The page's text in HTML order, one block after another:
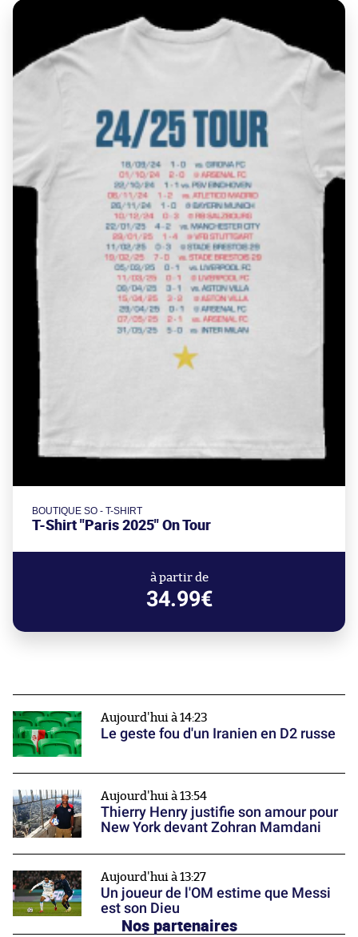
BOUTIQUE SO - T-SHIRT
T-Shirt "Paris 2025" On Tour
à partir de
34.99€
Aujourd'hui à 14:23
Le geste fou d'un Iranien en D2 russe
Aujourd'hui à 13:54
Thierry Henry justifie son amour pour
New York devant Zohran Mamdani
Aujourd'hui à 13:27
Un joueur de l'OM estime que Messi
est son Dieu
Nos partenaires